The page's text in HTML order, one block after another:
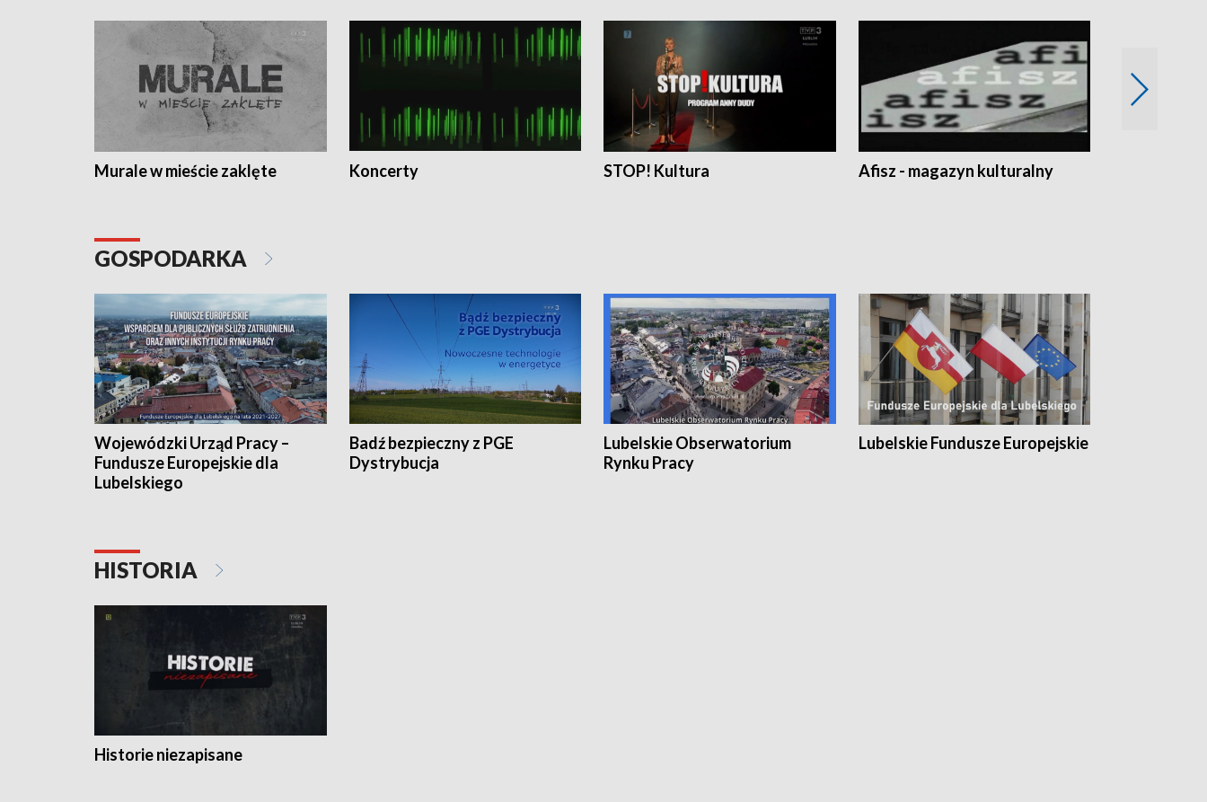
Murale w mieście zaklęte Koncerty STOP! Kultura Afisz - magazyn kulturalny
GOSPODARKA
Wojewódzki Urząd Pracy –
Fundusze Europejskie dla
Lubelskiego
Badź bezpieczny z PGE
Dystrybucja
Lubelskie Obserwatorium
Rynku Pracy
Lubelskie Fundusze Europejskie
HISTORIA
Historie niezapisane